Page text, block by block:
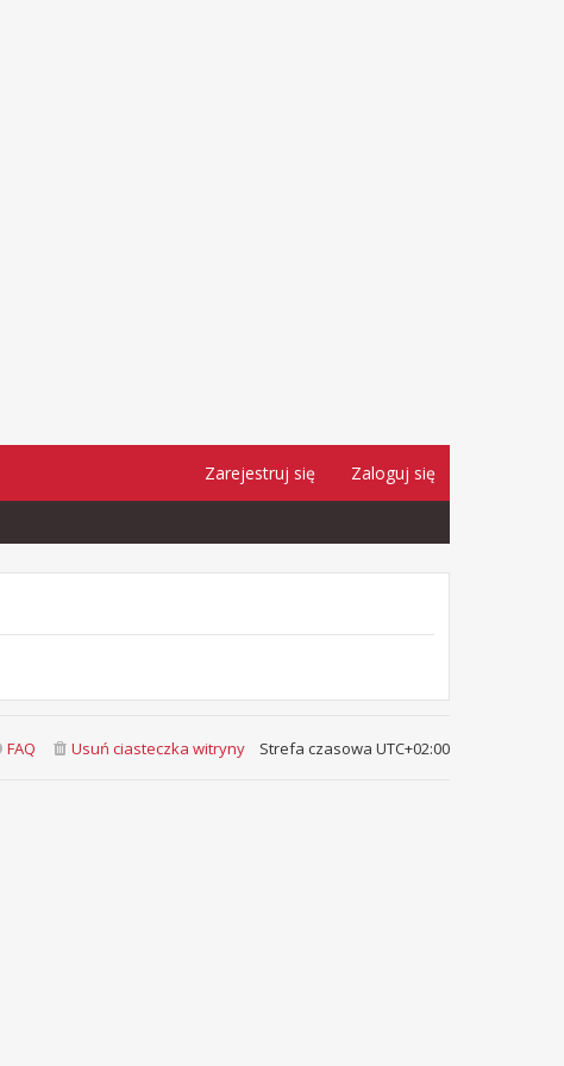
Zaloguj się
Zarejestruj się
Strefa czasowa UTC+02:00
Usuń ciasteczka witryny
FAQ